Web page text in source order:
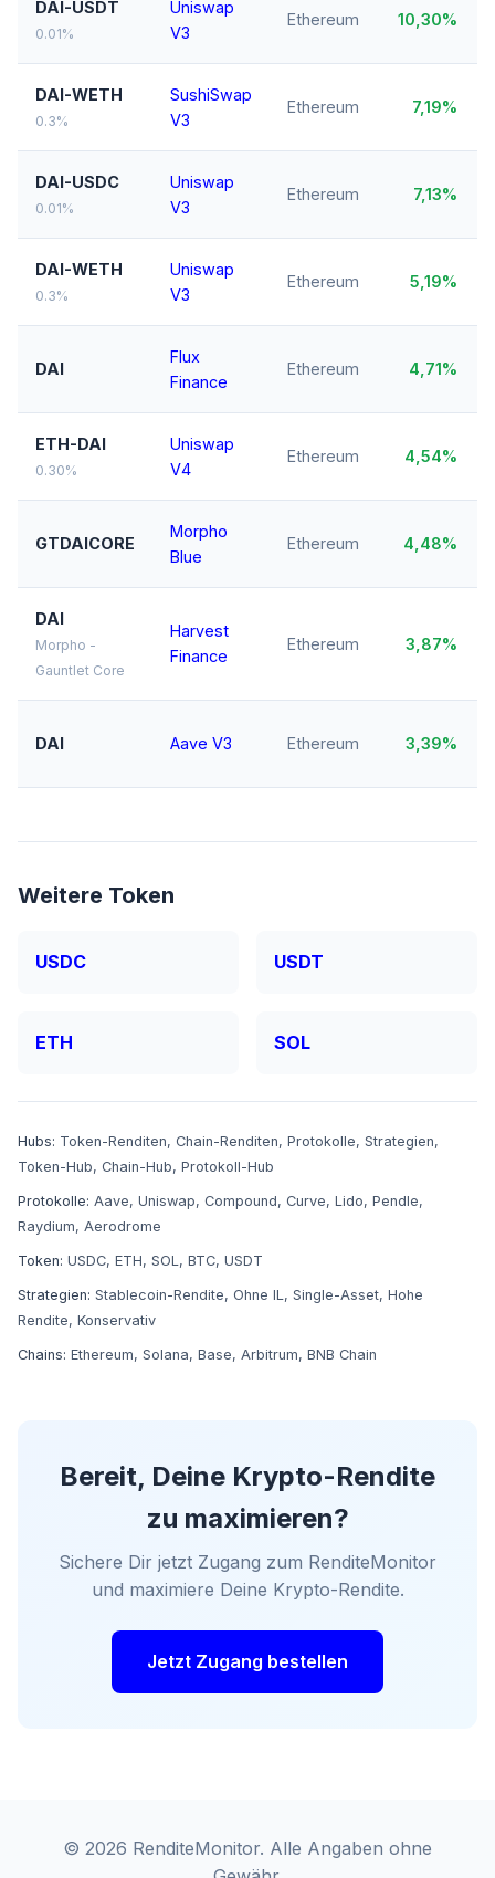
DAI-USDT
0.01%
Uniswap
V3
Ethereum 10,30%
DAI-WETH
0.3%
SushiSwap
V3
Ethereum 7,19%
DAI-USDC
0.01%
Uniswap
V3
Ethereum 7,13%
DAI-WETH
0.3%
Uniswap
V3
Ethereum 5,19%
DAI
Flux
Finance
Ethereum 4,71%
ETH-DAI
0.30%
Uniswap
V4
Ethereum 4,54%
GTDAICORE
Morpho
Blue
Ethereum 4,48%
DAI
Morpho -
Gauntlet Core
Harvest
Finance
Ethereum 3,87%
DAI Aave V3 Ethereum 3,39%
Weitere Token
USDC USDT
ETH SOL
Hubs: Token-Renditen, Chain-Renditen, Protokolle, Strategien,
Token-Hub, Chain-Hub, Protokoll-Hub
Protokolle: Aave, Uniswap, Compound, Curve, Lido, Pendle,
Raydium, Aerodrome
Token: USDC, ETH, SOL, BTC, USDT
Strategien: Stablecoin-Rendite, Ohne IL, Single-Asset, Hohe
Rendite, Konservativ
Chains: Ethereum, Solana, Base, Arbitrum, BNB Chain
Bereit, Deine Krypto-Rendite
zu maximieren?
Sichere Dir jetzt Zugang zum RenditeMonitor
und maximiere Deine Krypto-Rendite.
Jetzt Zugang bestellen
© 2026 RenditeMonitor. Alle Angaben ohne